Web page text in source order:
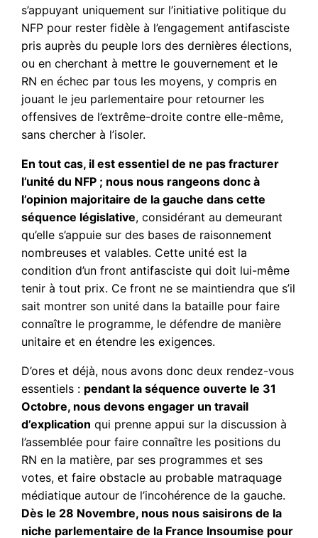
s’appuyant uniquement sur l’initiative politique du
NFP pour rester fidèle à l’engagement antifasciste
pris auprès du peuple lors des dernières élections,
ou en cherchant à mettre le gouvernement et le
RN en échec par tous les moyens, y compris en
jouant le jeu parlementaire pour retourner les
offensives de l’extrême-droite contre elle-même,
sans chercher à l’isoler.
En tout cas, il est essentiel de ne pas fracturer
l’unité du NFP ; nous nous rangeons donc à
l’opinion majoritaire de la gauche dans cette
séquence législative, considérant au demeurant
qu’elle s’appuie sur des bases de raisonnement
nombreuses et valables. Cette unité est la
condition d’un front antifasciste qui doit lui-même
tenir à tout prix. Ce front ne se maintiendra que s’il
sait montrer son unité dans la bataille pour faire
connaître le programme, le défendre de manière
unitaire et en étendre les exigences.
D’ores et déjà, nous avons donc deux rendez-vous
essentiels : pendant la séquence ouverte le 31
Octobre, nous devons engager un travail
d’explication qui prenne appui sur la discussion à
l’assemblée pour faire connaître les positions du
RN en la matière, par ses programmes et ses
votes, et faire obstacle au probable matraquage
médiatique autour de l’incohérence de la gauche.
Dès le 28 Novembre, nous nous saisirons de la
niche parlementaire de la France Insoumise pour